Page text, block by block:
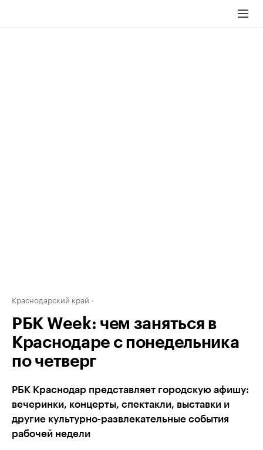
Краснодарский край
РБК Week: чем заняться в
Краснодаре с понедельника
по четверг
РБК Краснодар представляет городскую афишу:
вечеринки, концерты, спектакли, выставки и
другие культурно-развлекательные события
рабочей недели